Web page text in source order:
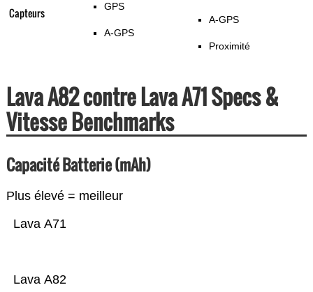
Capteurs GPS
A-GPS
A-GPS
Proximité
Lava A82 contre Lava A71 Specs &
Vitesse Benchmarks
Capacité Batterie (mAh)
Plus élevé = meilleur
Lava A82
Lava A71